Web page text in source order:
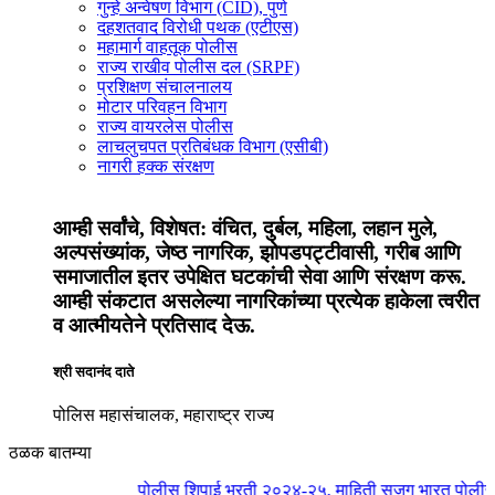
गुन्हे अन्वेषण विभाग (CID), पुणे
दहशतवाद विरोधी पथक (एटीएस)
महामार्ग वाहतूक पोलीस
राज्य राखीव पोलीस दल (SRPF)
प्रशिक्षण संचालनालय
मोटार परिवहन विभाग
राज्य वायरलेस पोलीस
लाचलुचपत प्रतिबंधक विभाग (एसीबी)
नागरी हक्क संरक्षण
आम्ही सर्वांचे, विशेषत: वंचित, दुर्बल, महिला, लहान मुले,
अल्पसंख्यांक, जेष्ठ नागरिक, झोपडपट्टीवासी, गरीब आणि
समाजातील इतर उपेक्षित घटकांची सेवा आणि संरक्षण करू.
आम्ही संकटात असलेल्या नागरिकांच्या प्रत्येक हाकेला त्वरीत
व आत्मीयतेने प्रतिसाद देऊ.
श्री सदानंद दाते
पोलिस महासंचालक, महाराष्ट्र राज्य
ठळक बातम्या
पोलीस शिपाई भरती २०२४-२५, माहिती सजग भारतपोलीस